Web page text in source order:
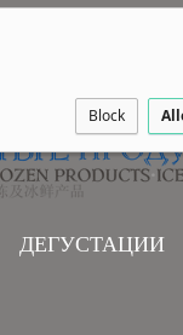
Block
ДЕГУСТАЦИИ